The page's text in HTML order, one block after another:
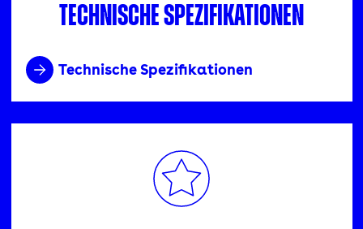
Technische Spezifikationen
Technische Spezifikationen